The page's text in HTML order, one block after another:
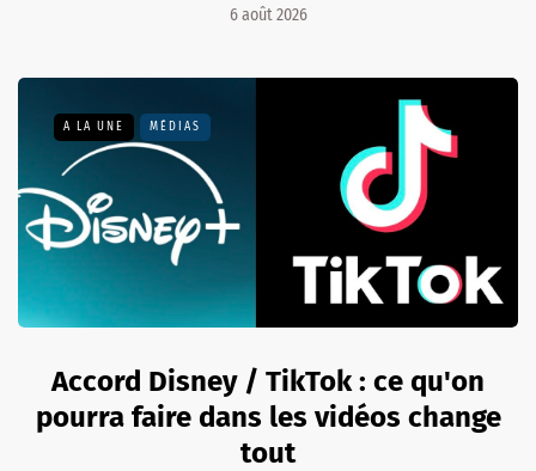
6 août 2026
A LA UNE MÉDIAS
Accord Disney / TikTok : ce qu'on
pourra faire dans les vidéos change
tout